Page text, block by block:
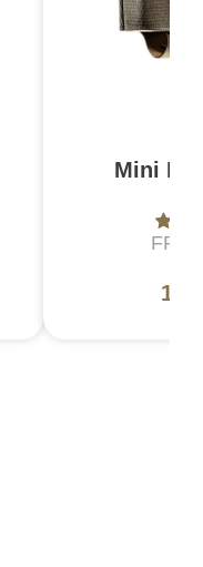
Mini